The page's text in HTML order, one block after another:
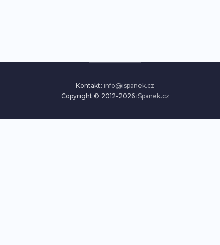
Kontakt: info@ispanek.cz
Copyright © 2012-2026 iSpanek.cz